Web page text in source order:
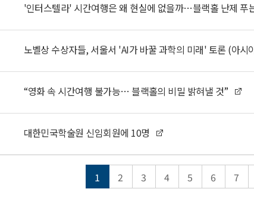
'인터스텔라' 시간여행은 왜 현실에 없을까…블랙홀 난제 푸
노벨상 수상자들, 서울서 'AI가 바꿀 과학의 미래' 토론 (아시
“영화 속 시간여행 불가능… 블랙홀의 비밀 밝혀낼 것”
대한민국학술원 신임회원에 10명
1 2 3 4 5 6 7